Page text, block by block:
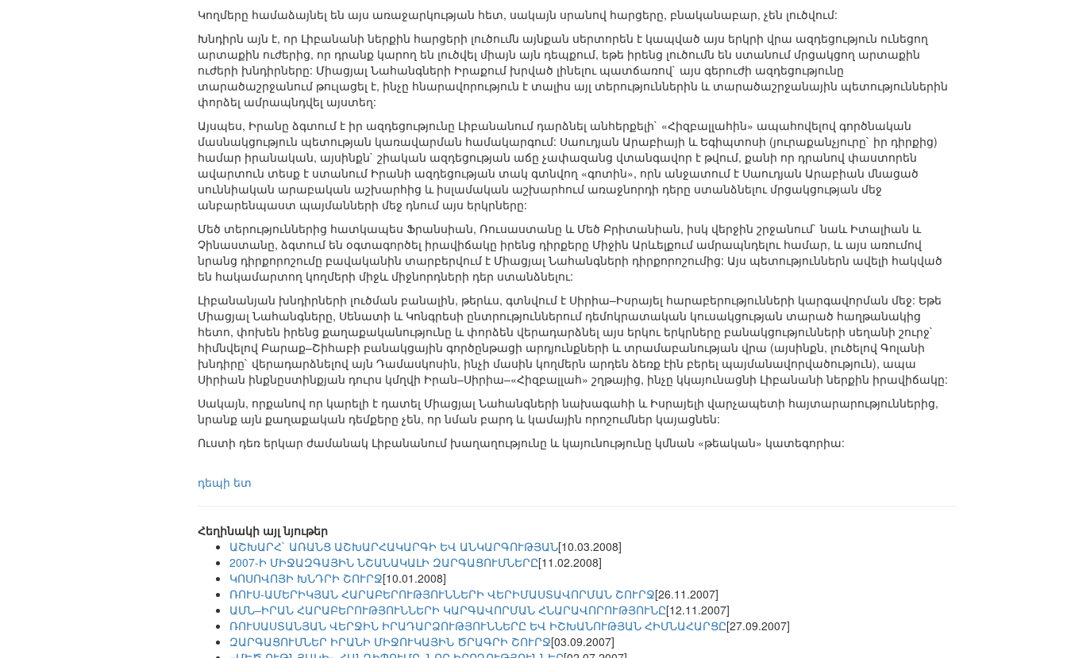
Կողմերը համաձայնել են այս առաջարկության հետ, սակայն սրանով հարցերը, բնականաբար, չեն լուծվում:
Խնդիրն այն է, որ Լիբանանի ներքին հարցերի լուծումն այնքան սերտորեն է կապված այս երկրի վրա ազդեցություն ունեցող
արտաքին ուժերից, որ դրանք կարող են լուծվել միայն այն դեպքում, եթե իրենց լուծումն են ստանում մրցակցող արտաքին
ուժերի խնդիրները: Միացյալ Նահանգների Իրաքում խրված լինելու պատճառով` այս գերուժի ազդեցությունը
տարածաշրջանում թուլացել է, ինչը հնարավորություն է տալիս այլ տերություններին և տարածաշրջանային պետություններին
փորձել ամրապնդվել այստեղ:
Այսպես, Իրանը ձգտում է իր ազդեցությունը Լիբանանում դարձնել անհերքելի` «Հիզբալլահին» ապահովելով գործնական
մասնակցություն պետության կառավարման համակարգում: Սաուդյան Արաբիայի և Եգիպտոսի (յուրաքանչյուրը` իր դիրքից)
համար իրանական, այսինքն` շիական ազդեցության աճը չափազանց վտանգավոր է թվում, քանի որ դրանով փաստորեն
ավարտուն տեսք է ստանում Իրանի ազդեցության տակ գտնվող «գոտին», որն անջատում է Սաուդյան Արաբիան մնացած
սուննիական արաբական աշխարհից և իսլամական աշխարհում առաջնորդի դերը ստանձնելու մրցակցության մեջ
անբարենպաստ պայմանների մեջ դնում այս երկրները:
Մեծ տերություններից հատկապես Ֆրանսիան, Ռուսաստանը և Մեծ Բրիտանիան, իսկ վերջին շրջանում` նաև Իտալիան և
Չինաստանը, ձգտում են օգտագործել իրավիճակը իրենց դիրքերը Միջին Արևելքում ամրապնդելու համար, և այս առումով
նրանց դիրքորոշումը բավականին տարբերվում է Միացյալ Նահանգների դիրքորոշումից: Այս պետություններն ավելի հակված
են հակամարտող կողմերի միջև միջնորդների դեր ստանձնելու:
Լիբանանյան խնդիրների լուծման բանալին, թերևս, գտնվում է Սիրիա–Իսրայել հարաբերությունների կարգավորման մեջ: Եթե
Միացյալ Նահանգները, Սենատի և Կոնգրեսի ընտրություններում դեմոկրատական կուսակցության տարած հաղթանակից
հետո, փոխեն իրենց քաղաքականությունը և փորձեն վերադարձնել այս երկու երկրները բանակցությունների սեղանի շուրջ`
հիմնվելով Բարաք–Շիհաբի բանակցային գործընթացի արդյունքների և տրամաբանության վրա (այսինքն, լուծելով Գոլանի
խնդիրը` վերադարձնելով այն Դամասկոսին, ինչի մասին կողմերն արդեն ձեռք էին բերել պայմանավորվածություն), ապա
Սիրիան ինքնըստինքյան դուրս կմղվի Իրան–Սիրիա–«Հիզբալլահ» շղթայից, ինչը կկայունացնի Լիբանանի ներքին իրավիճակը:
Սակայն, որքանով որ կարելի է դատել Միացյալ Նահանգների նախագահի և Իսրայելի վարչապետի հայտարարություններից,
նրանք այն քաղաքական դեմքերը չեն, որ նման բարդ և կամային որոշումներ կայացնեն:
Ուստի դեռ երկար ժամանակ Լիբանանում խաղաղությունը և կայունությունը կմնան «թեական» կատեգորիա:
դեպի ետ
Հեղինակի այլ նյութեր
ԱՇԽԱՐՀ` ԱՌԱՆՑ ԱՇԽԱՐՀԱԿԱՐԳԻ ԵՎ ԱՆԿԱՐԳՈՒԹՅԱՆ[10.03.2008]
2007-Ի ՄԻՋԱԶԳԱՅԻՆ ՆՇԱՆԱԿԱԼԻ ԶԱՐԳԱՑՈՒՄՆԵՐԸ[11.02.2008]
ԿՈՍՈՎՈՅԻ ԽՆԴՐԻ ՇՈՒՐՋ[10.01.2008]
ՌՈՒՍ-ԱՄԵՐԻԿՅԱՆ ՀԱՐԱԲԵՐՈՒԹՅՈՒՆՆԵՐԻ ՎԵՐԻՄԱՍՏԱՎՈՐՄԱՆ ՇՈՒՐՋ[26.11.2007]
ԱՄՆ–ԻՐԱՆ ՀԱՐԱԲԵՐՈՒԹՅՈՒՆՆԵՐԻ ԿԱՐԳԱՎՈՐՄԱՆ ՀՆԱՐԱՎՈՐՈՒԹՅՈՒՆԸ[12.11.2007]
ՌՈՒՍԱՍՏԱՆՅԱՆ ՎԵՐՋԻՆ ԻՐԱԴԱՐՁՈՒԹՅՈՒՆՆԵՐԸ ԵՎ ԻՇԽԱՆՈՒԹՅԱՆ ՀԻՄՆԱՀԱՐՑԸ[27.09.2007]
ԶԱՐԳԱՑՈՒՄՆԵՐ ԻՐԱՆԻ ՄԻՋՈՒԿԱՅԻՆ ԾՐԱԳՐԻ ՇՈՒՐՋ[03.09.2007]